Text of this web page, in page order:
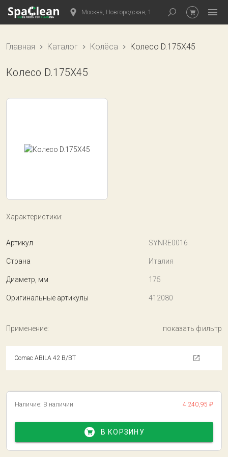
Москва, Новгородская, 1
Главная Каталог Колёса Колесо D.175X45
Колесо D.175X45
Характеристики:
Артикул SYNRE0016
Страна Италия
Диаметр, мм 175
Оригинальные артикулы 412080
Применение: показать фильтр
Comac ABILA 42 B/BT
Наличие: В наличии 4 240,95 ₽
В КОРЗИНУ